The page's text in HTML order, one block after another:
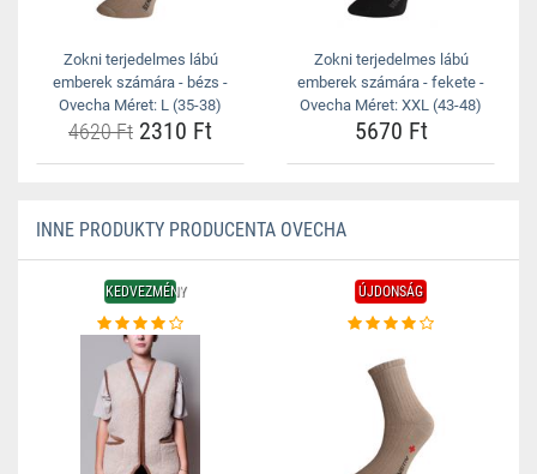
Zokni terjedelmes lábú
emberek számára - bézs -
Ovecha Méret: L (35-38)
4620 Ft 2310 Ft
Zokni terjedelmes lábú
emberek számára - fekete -
Ovecha Méret: XXL (43-48)
5670 Ft
INNE PRODUKTY PRODUCENTA OVECHA
KEDVEZMÉNY ÚJDONSÁG